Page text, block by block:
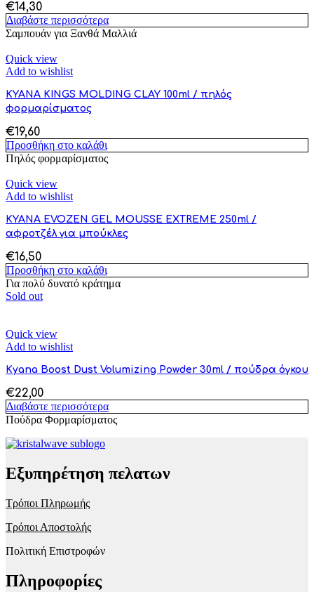
€14,30
Διαβάστε περισσότερα
Σαμπουάν για Ξανθά Μαλλιά
Quick view
Add to wishlist
KYANA KINGS MOLDING CLAY 100ml / πηλός
φορμαρίσματος
€19,60
Προσθήκη στο καλάθι
Πηλός φορμαρίσματος
Quick view
Add to wishlist
KYANA EVOZEN GEL MOUSSE EXTREME 250ml /
αφροτζέλ για μπούκλες
€16,50
Προσθήκη στο καλάθι
Για πολύ δυνατό κράτημα
Sold out
Quick view
Add to wishlist
Kyana Boost Dust Volumizing Powder 30ml / πούδρα όγκου
€22,00
Διαβάστε περισσότερα
Πούδρα Φορμαρίσματος
Εξυπηρέτηση πελατων
Τρόποι Πληρωμής
Τρόποι Αποστολής
Πολιτική Επιστροφών
Πληροφορίες